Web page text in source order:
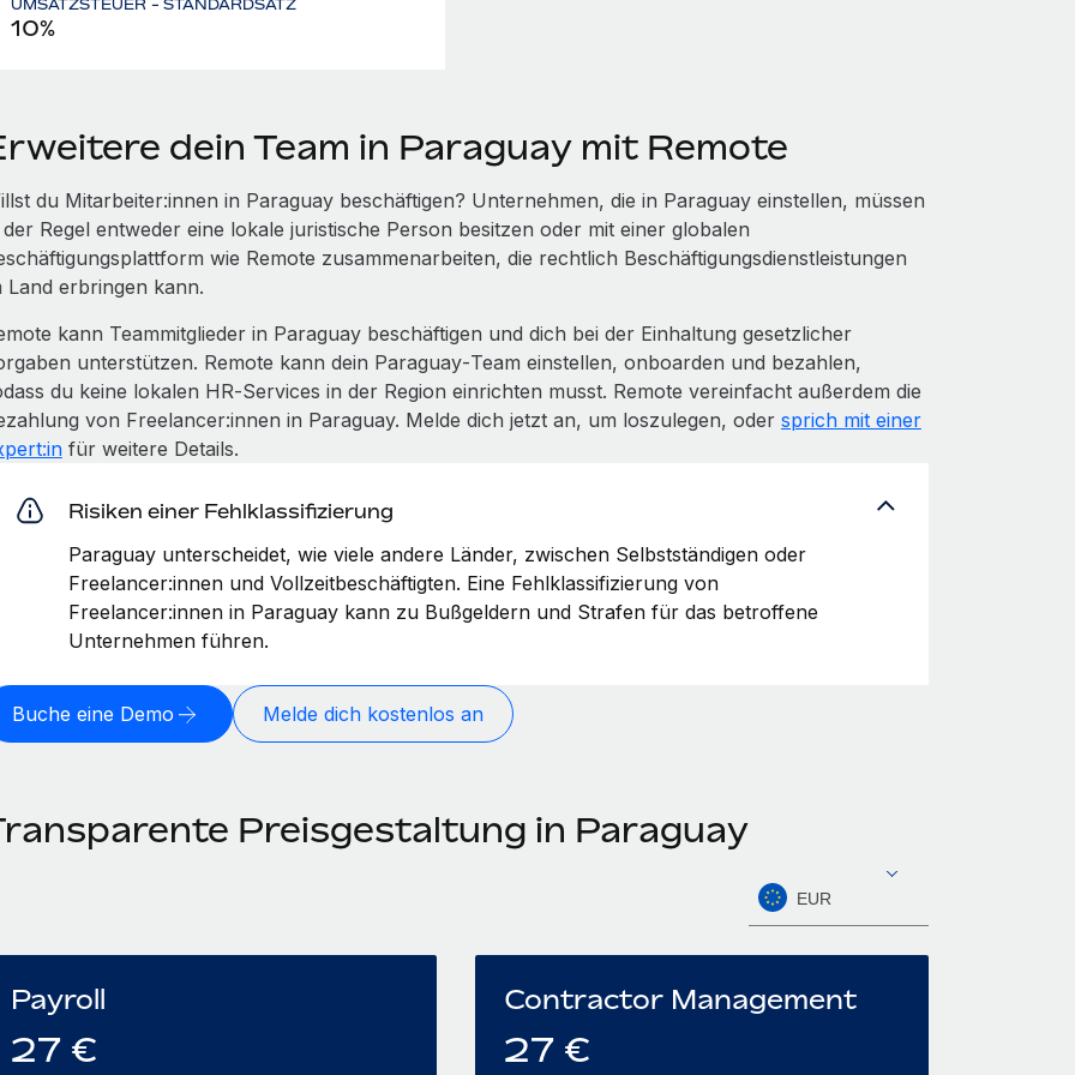
UMSATZSTEUER - STANDARDSATZ
10%
dein Team in Paraguay mit Remote
du Mitarbeiter:innen in Paraguay beschäftigen? Unternehmen, die in Paraguay einstellen, müssen
Regel entweder eine lokale juristische Person besitzen oder mit einer globalen
wie Remote zusammenarbeiten, die rechtlich Beschäftigungsdienstleistungen
Land erbringen kann.
kann Teammitglieder in Paraguay beschäftigen und dich bei der Einhaltung gesetzlicher
unterstützen. Remote kann dein Paraguay‑Team einstellen, onboarden und bezahlen,
du keine lokalen HR‑Services in der Region einrichten musst. Remote vereinfacht außerdem die
von Freelancer:innen in Paraguay. Melde dich jetzt an, um loszulegen, oder sprich mit einer
für weitere Details.
Risiken einer Fehlklassifizierung
Paraguay unterscheidet, wie viele andere Länder, zwischen Selbstständigen oder
Freelancer:innen und Vollzeit­beschäftigten. Eine Fehlklassifizierung von
Freelancer:innen in Paraguay kann zu Bußgeldern und Strafen für das betroffene
Unternehmen führen.
Buche eine Demo Melde dich kostenlos an
Preisgestaltung in Paraguay
EUR
Payroll
27 €
Contractor Management
27 €